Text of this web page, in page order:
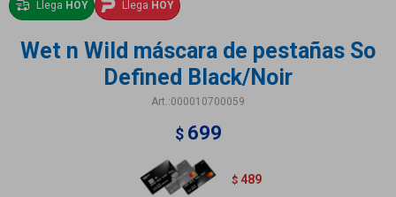
Llega HOY Llega HOY
Wet n Wild máscara de pestañas So
Defined Black/Noir
000010700059
$ 699
$ 489